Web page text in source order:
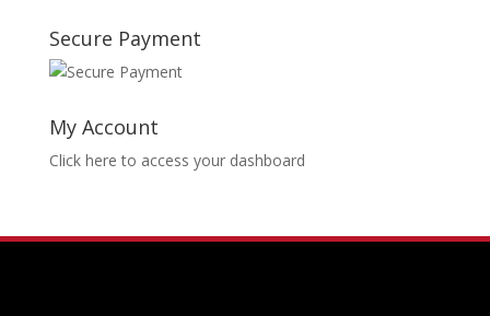
Secure Payment
My Account
Click here to access your dashboard